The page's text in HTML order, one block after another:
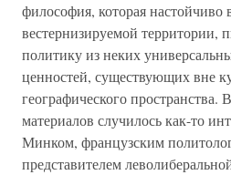
философия, которая настойчиво
вестернизируемой территории,
политику из неких
ценностей, существующих вне
географического пространства.
материалов случилось как-то
Минком, французским
представителем